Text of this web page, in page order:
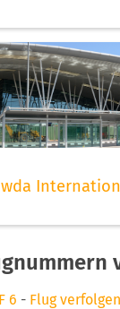
6 - Flug